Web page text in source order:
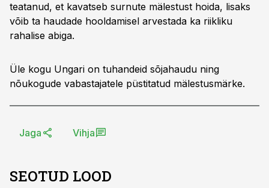
teatanud, et kavatseb surnute mälestust hoida, lisaks
võib ta haudade hooldamisel arvestada ka riikliku
rahalise abiga.
Üle kogu Ungari on tuhandeid sõjahaudu ning
nõukogude vabastajatele püstitatud mälestusmärke.
Jaga Vihja
SEOTUD LOOD